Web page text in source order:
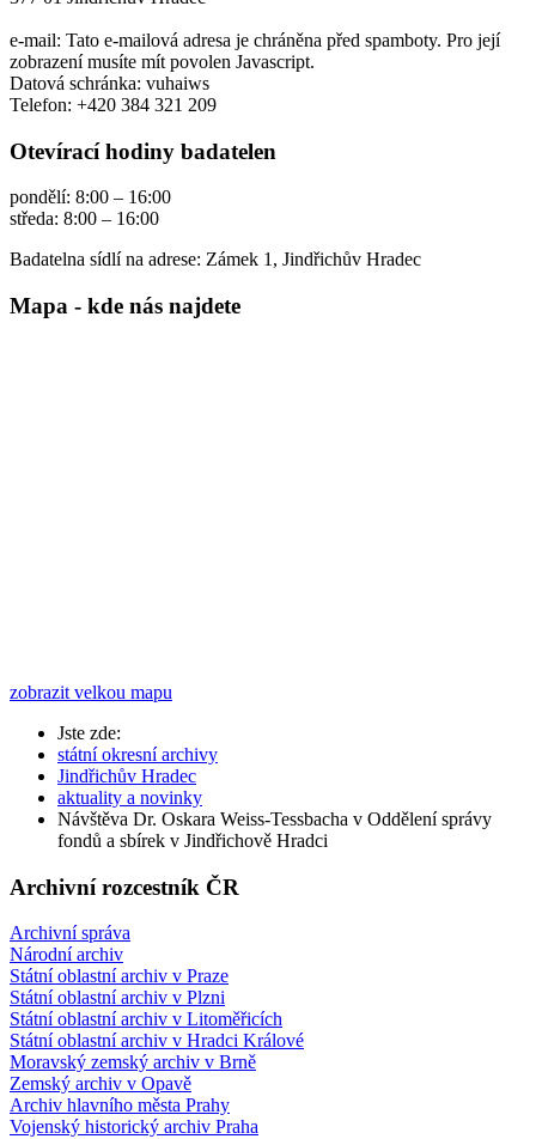
e-mail: Tato e-mailová adresa je chráněna před spamboty. Pro její
zobrazení musíte mít povolen Javascript.
Datová schránka: vuhaiws
Telefon: +420 384 321 209
Otevírací hodiny badatelen
pondělí: 8:00 – 16:00
středa: 8:00 – 16:00
Badatelna sídlí na adrese: Zámek 1, Jindřichův Hradec
Mapa - kde nás najdete
zobrazit velkou mapu
Jste zde:
státní okresní archivy
Jindřichův Hradec
aktuality a novinky
Návštěva Dr. Oskara Weiss-Tessbacha v Oddělení správy
fondů a sbírek v Jindřichově Hradci
Archivní rozcestník ČR
Archivní správa
Národní archiv
Státní oblastní archiv v Praze
Státní oblastní archiv v Plzni
Státní oblastní archiv v Litoměřicích
Státní oblastní archiv v Hradci Králové
Moravský zemský archiv v Brně
Zemský archiv v Opavě
Archiv hlavního města Prahy
Vojenský historický archiv Praha